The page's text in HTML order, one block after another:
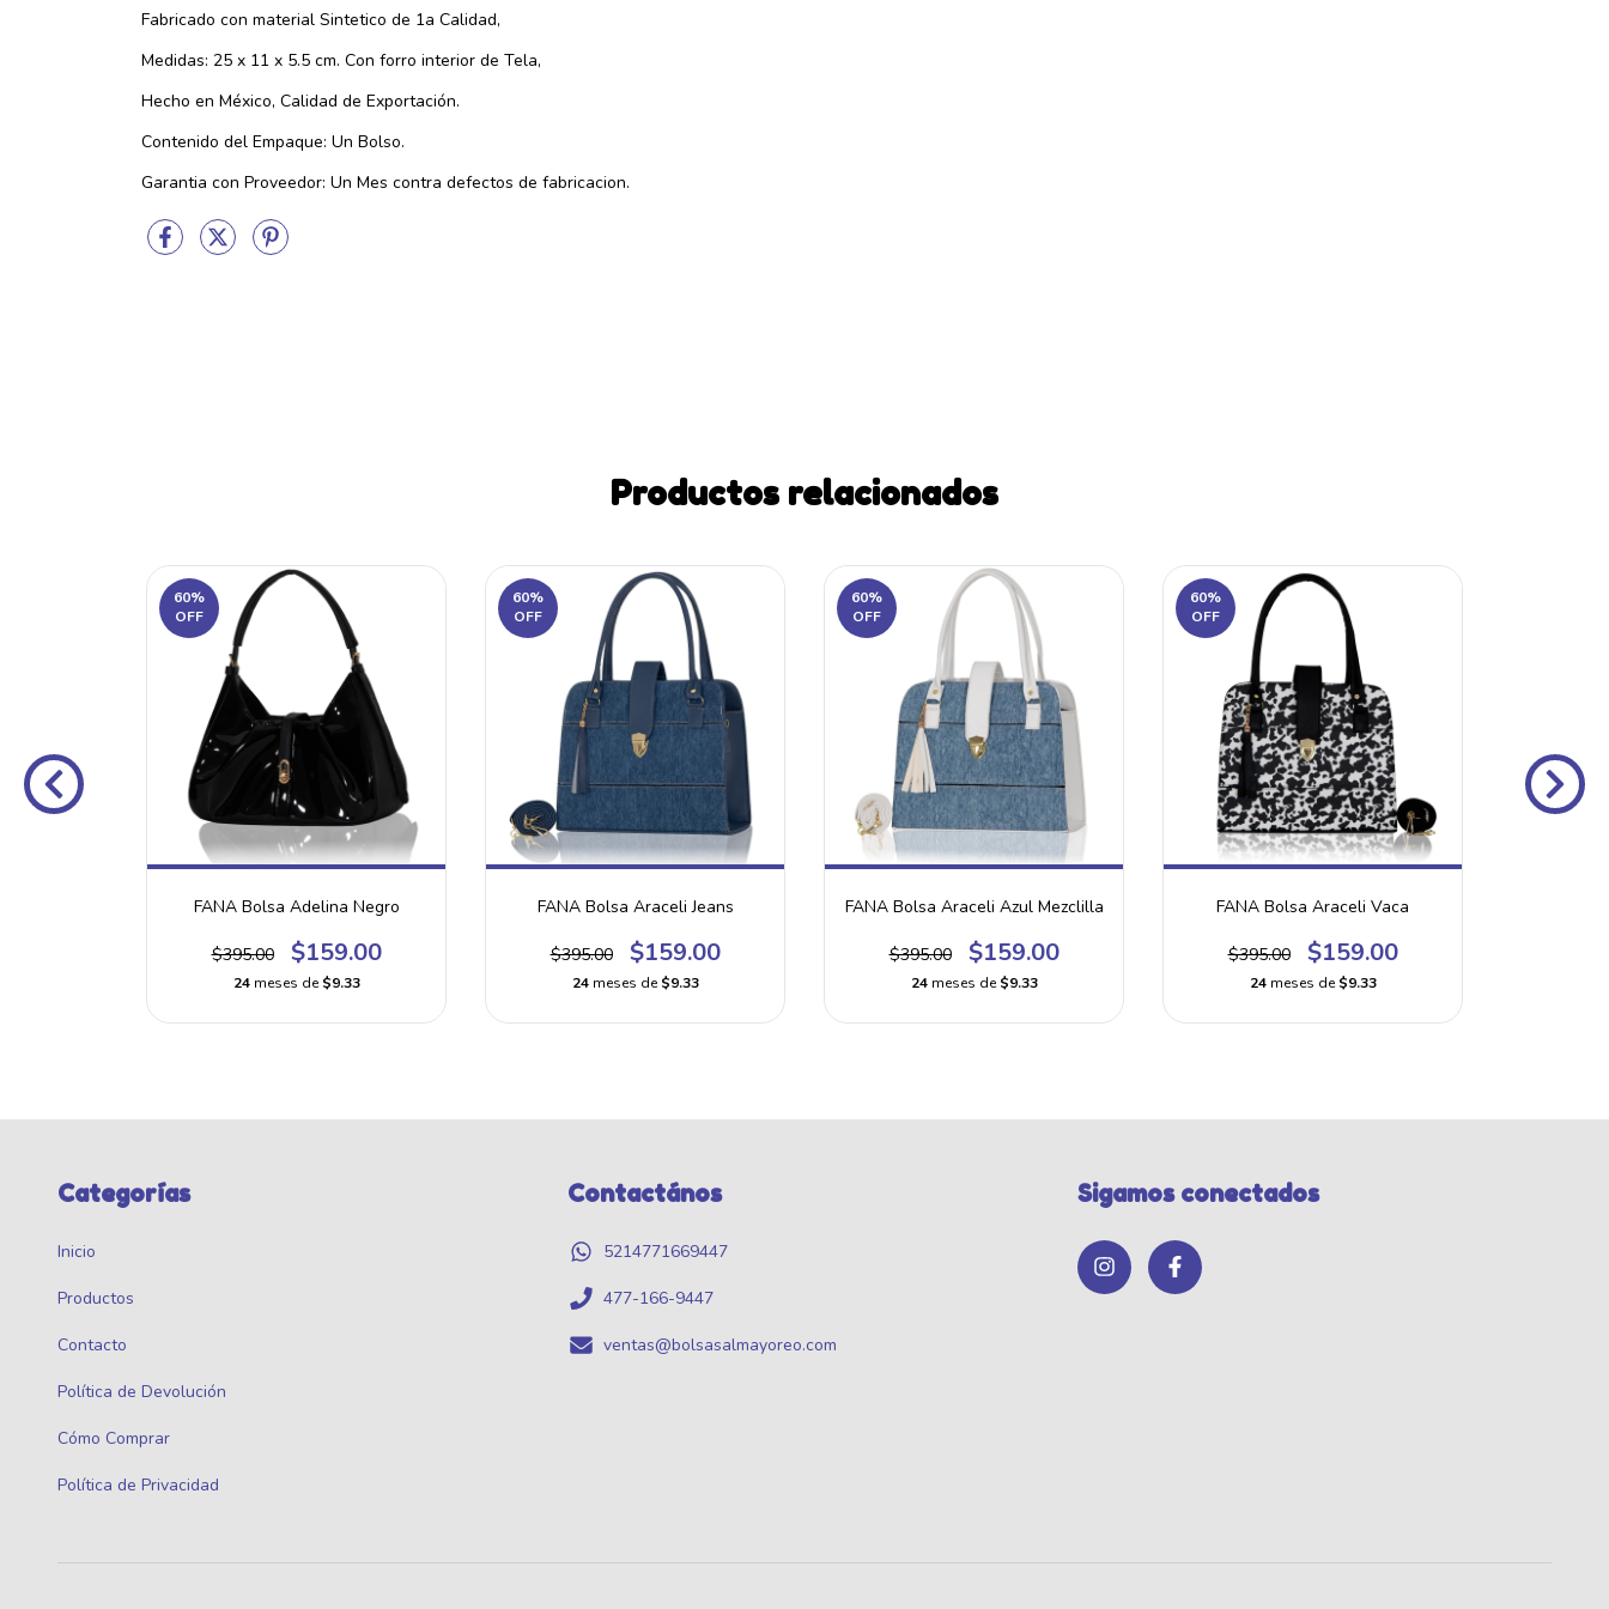
Fabricado con material Sintetico de 1a Calidad,
Medidas: 25 x 11 x 5.5 cm. Con forro interior de Tela,
Hecho en México, Calidad de Exportación.
Contenido del Empaque: Un Bolso.
Garantia con Proveedor: Un Mes contra defectos de fabricacion.
Productos relacionados
60%
OFF
FANA Bolsa Adelina Negro
$395.00 $159.00
24 meses de$9.33
60%
OFF
FANA Bolsa Araceli Jeans
$395.00 $159.00
24 meses de$9.33
60%
OFF
FANA Bolsa Araceli Azul Mezclilla
$395.00 $159.00
24 meses de$9.33
60%
OFF
FANA Bolsa Araceli Vaca
$395.00 $159.00
24 meses de$9.33
Categorías
Inicio
Productos
Contacto
Política de Devolución
Cómo Comprar
Política de Privacidad
Contactános
5214771669447
477-166-9447
ventas@bolsasalmayoreo.com
Sigamos conectados